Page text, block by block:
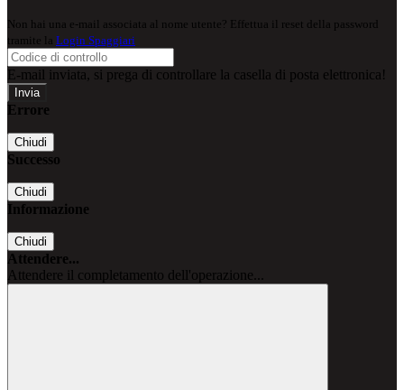
Non hai una e-mail associata al nome utente? Effettua il reset della password
tramite la Login Spaggiari
E-mail inviata, si prega di controllare la casella di posta elettronica!
Errore
Chiudi
Successo
Chiudi
Informazione
Chiudi
Attendere...
Attendere il completamento dell'operazione...